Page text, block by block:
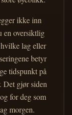
ikke inn
en oversiktlig
lag eller
betyr
tidspunkt på
Det gjør siden
for deg som
morgen.